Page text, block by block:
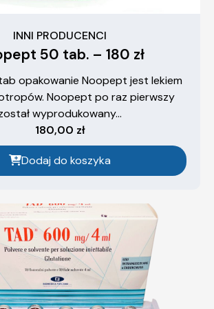
INNI PRODUCENCI
50 tab. – 180 zł
opakowanie Noopept jest lekiem
Noopept po raz pierwszy
wyprodukowany...
180,00 zł
Dodaj do koszyka